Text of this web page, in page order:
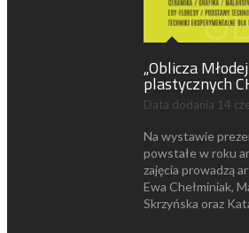
„Oblicza
plastycznych
Data dodania 14
Na wystawie
powstałe w roku
zajęcia prowadzą
Ewa Chełminiak,
Skrzyńska oraz